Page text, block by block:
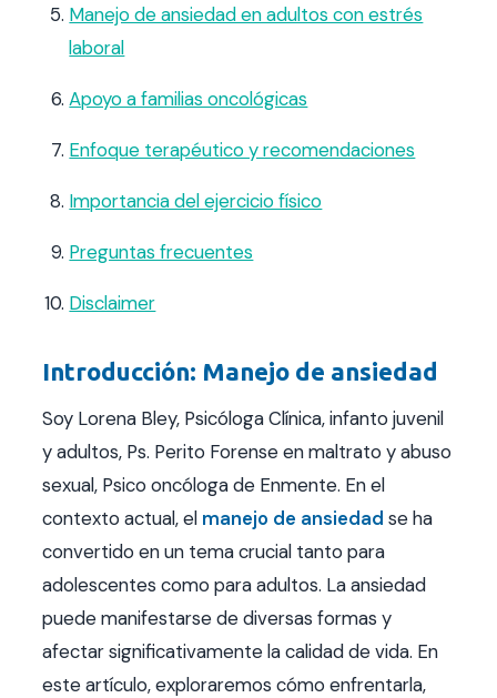
Manejo de ansiedad en adultos con estrés
laboral
Apoyo a familias oncológicas
Enfoque terapéutico y recomendaciones
Importancia del ejercicio físico
Preguntas frecuentes
Disclaimer
Introducción: Manejo de ansiedad
Soy Lorena Bley, Psicóloga Clínica, infanto juvenil
y adultos, Ps. Perito Forense en maltrato y abuso
sexual, Psico oncóloga de Enmente. En el
contexto actual, el manejo de ansiedad se ha
convertido en un tema crucial tanto para
adolescentes como para adultos. La ansiedad
puede manifestarse de diversas formas y
afectar significativamente la calidad de vida. En
este artículo, exploraremos cómo enfrentarla,